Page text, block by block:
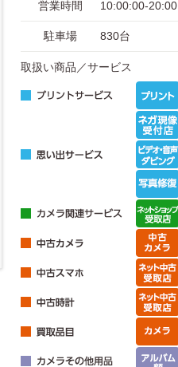
営業時間 10:00:00-
駐車場 830台
取扱い商品／サービス